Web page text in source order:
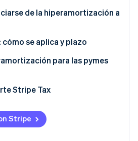
mecanismo de
de costos
vigor
de la hiperamortización a
se aplica y plazo
para las pymes
Stripe Tax
Stripe